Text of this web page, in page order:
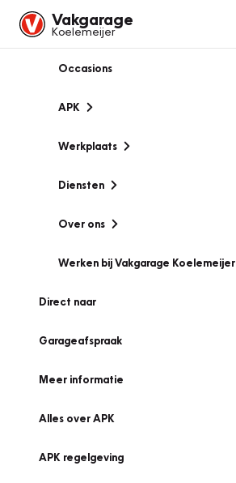
Vakgarage
Koelemeijer
Occasions
APK
Werkplaats
Diensten
Over ons
Werken bij Vakgarage Koelemeijer
Direct naar
Garageafspraak
Meer informatie
Alles over APK
APK regelgeving